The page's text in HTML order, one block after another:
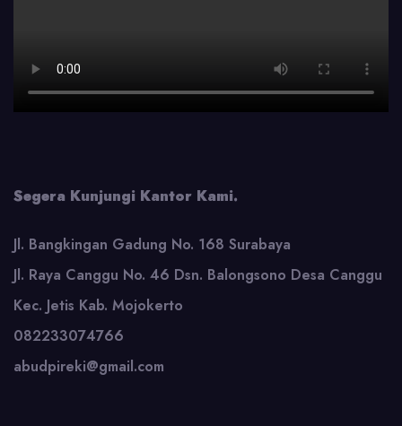
Segera Kunjungi Kantor Kami.
Jl. Bangkingan Gadung No. 168 Surabaya
Jl. Raya Canggu No. 46 Dsn. Balongsono Desa Canggu
Kec. Jetis Kab. Mojokerto
082233074766
abudpireki@gmail.com